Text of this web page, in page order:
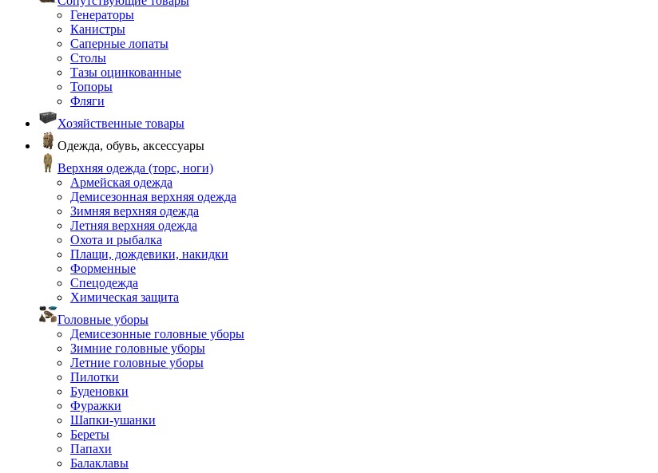
Генераторы
Канистры
Саперные лопаты
Столы
Тазы оцинкованные
Топоры
Фляги
Хозяйственные товары
Одежда, обувь, аксессуары
Верхняя одежда (торс, ноги)
Армейская одежда
Демисезонная верхняя одежда
Зимняя верхняя одежда
Летняя верхняя одежда
Охота и рыбалка
Плащи, дождевики, накидки
Форменные
Спецодежда
Химическая защита
Головные уборы
Демисезонные головные уборы
Зимние головные уборы
Летние головные уборы
Пилотки
Буденовки
Фуражки
Шапки-ушанки
Береты
Папахи
Балаклавы